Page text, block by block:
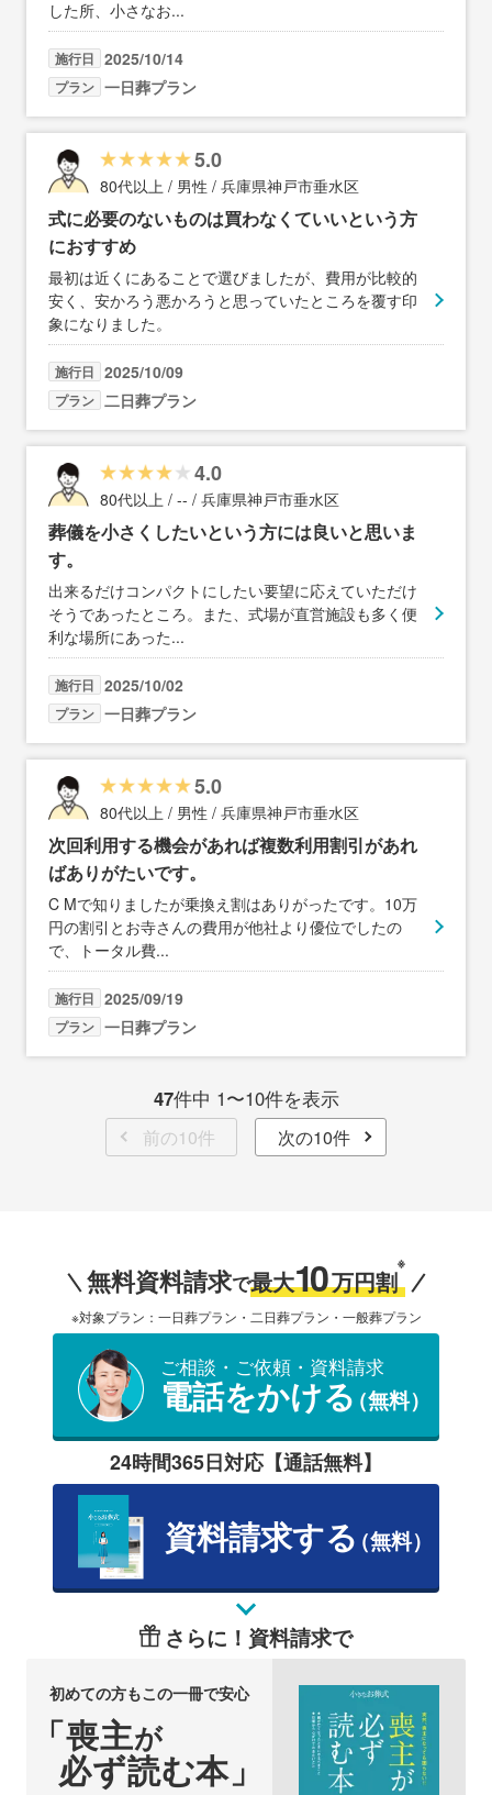
した所、小さなお...
施行日 2025/10/14
プラン 一日葬プラン
5.0
80代以上 / 男性 / 兵庫県神戸市垂水区
式に必要のないものは買わなくていいという方
におすすめ
最初は近くにあることで選びましたが、費用が比較的
安く、安かろう悪かろうと思っていたところを覆す印
象になりました。
施行日 2025/10/09
プラン 二日葬プラン
4.0
80代以上 / -- / 兵庫県神戸市垂水区
葬儀を小さくしたいという方には良いと思いま
す。
出来るだけコンパクトにしたい要望に応えていただけ
そうであったところ。また、式場が直営施設も多く便
利な場所にあった...
施行日 2025/10/02
プラン 一日葬プラン
5.0
80代以上 / 男性 / 兵庫県神戸市垂水区
次回利用する機会があれば複数利用割引があれ
ばありがたいです。
C Mで知りましたが乗換え割はありがったです。10万
円の割引とお寺さんの費用が他社より優位でしたの
で、トータル費...
施行日 2025/09/19
プラン 一日葬プラン
47件中 1〜10件を表示
前の10件 次の10件
無料資料請求で最大10万円割
※
※対象プラン：一日葬プラン・二日葬プラン・一般葬プラン
ご相談・ご依頼・資料請求
電話をかける（無料）
24時間365日対応【通話無料】
資料請求する（無料）
さらに！資料請求で
初めての方もこの一冊で安心
「喪主が
必ず読む本」